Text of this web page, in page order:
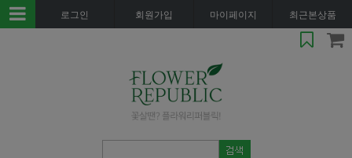
로그인 회원가입 마이페이지 최근본상품